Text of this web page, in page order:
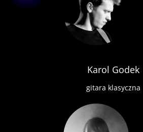
Karol Godek
gitara klasyczna